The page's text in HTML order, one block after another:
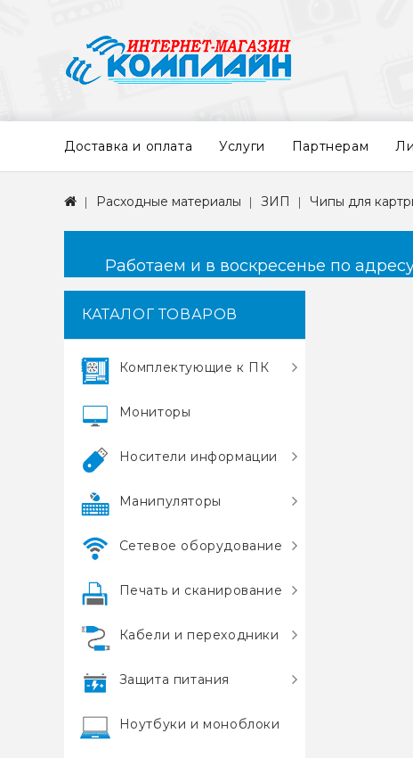
Доставка и оплата Услуги Партнерам
Расходные материалы ЗИП Чипы для
Работаем и в воскресенье по
КАТАЛОГ ТОВАРОВ
Комплектующие к ПК
Мониторы
Носители информации
Манипуляторы
Сетевое оборудование
Печать и сканирование
Кабели и переходники
Защита питания
Ноутбуки и моноблоки